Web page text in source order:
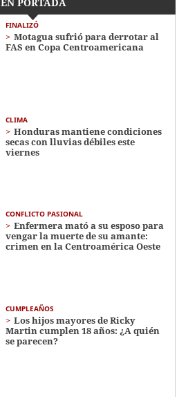
FINALIZÓ
Motagua sufrió para derrotar al
FAS en Copa Centroamericana
CLIMA
Honduras mantiene condiciones
secas con lluvias débiles este
viernes
CONFLICTO PASIONAL
Enfermera mató a su esposo para
vengar la muerte de su amante:
crimen en la Centroamérica Oeste
CUMPLEAÑOS
Los hijos mayores de Ricky
Martin cumplen 18 años: ¿A quién
se parecen?